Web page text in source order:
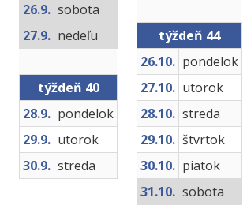
26.9. sobota
27.9. nedeľu
týždeň 40
28.9. pondelok
29.9. utorok
30.9. streda
týždeň 44
26.10. pondelok
27.10. utorok
28.10. streda
29.10. štvrtok
30.10. piatok
31.10. sobota